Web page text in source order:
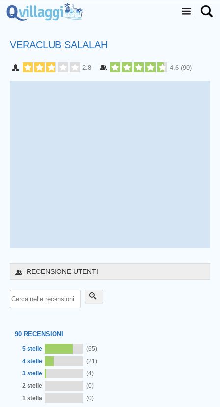
VERACLUB SALALAH
2.8 4.6 (90)
RECENSIONE UTENTI
90 RECENSIONI
5 stelle
(65)
4 stelle
(21)
3 stelle
(4)
2 stelle
(0)
1 stella
(0)